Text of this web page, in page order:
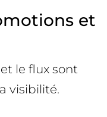
et
le flux sont
visibilité.